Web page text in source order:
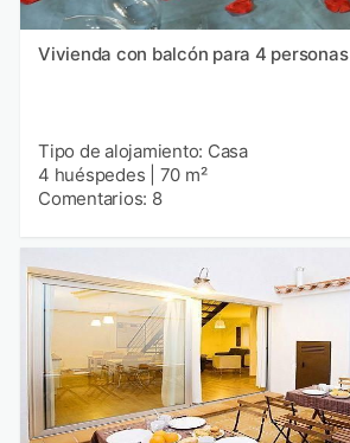
Vivienda con balcón para 4 personas
Tipo de alojamiento: Casa
4 huéspedes
70 m²
Comentarios: 8